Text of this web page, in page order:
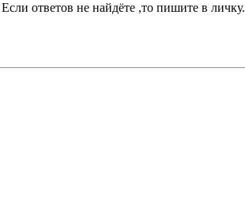
ответов не найдёте ,то пишите в личку.